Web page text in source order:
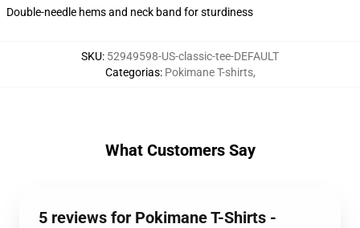
Double-needle hems and neck band for sturdiness
SKU: 52949598-US-classic-tee-DEFAULT
Categorias: Pokimane T-shirts,
What Customers Say
5 reviews for Pokimane T-Shirts -